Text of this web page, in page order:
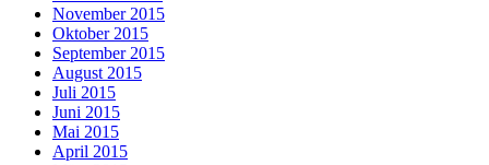
November 2015
Oktober 2015
September 2015
August 2015
Juli 2015
Juni 2015
Mai 2015
April 2015